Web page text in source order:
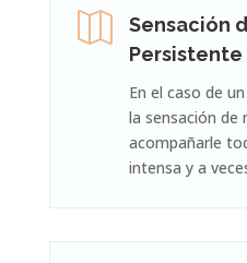

Sensación
Persistente
En el caso de
la sensación de
acompañarle
intensa y a